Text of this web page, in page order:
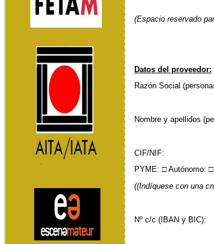
(Espacio reservado
Datos del proveedor:
Razón Social
Nombre y apellidos
CIF/NIF:
PYME: □ Autónomo: □
((Indíquese con una
Nº c/c (IBAN y BIC):